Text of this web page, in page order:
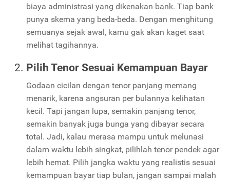
biaya administrasi yang dikenakan bank. Tiap bank
punya skema yang beda-beda. Dengan menghitung
semuanya sejak awal, kamu gak akan kaget saat
melihat tagihannya.
Pilih Tenor Sesuai Kemampuan Bayar
Godaan cicilan dengan tenor panjang memang
menarik, karena angsuran per bulannya kelihatan
kecil. Tapi jangan lupa, semakin panjang tenor,
semakin banyak juga bunga yang dibayar secara
total. Jadi, kalau merasa mampu untuk melunasi
dalam waktu lebih singkat, pilihlah tenor pendek agar
lebih hemat. Pilih jangka waktu yang realistis sesuai
kemampuan bayar tiap bulan, jangan sampai malah